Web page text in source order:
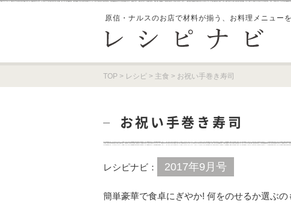
原信・ナルスのお店で材料が揃う、 お料理メニュー
TOP > レシピ > 主食 > お祝い手巻き寿司
お祝い手巻き寿司
レシピナビ： 2017年9月号
簡単豪華で食卓にぎやか! 何をのせるか選ぶの